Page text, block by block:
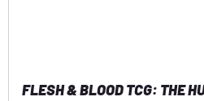
FLESH & BLOOD TCG: THE